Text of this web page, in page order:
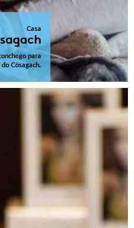
Casa
para
Còsagach.